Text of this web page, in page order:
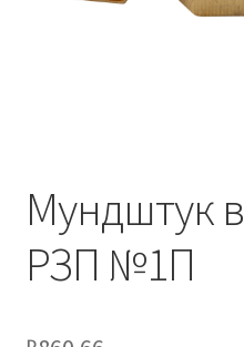
Мундштук
РЗП №1П